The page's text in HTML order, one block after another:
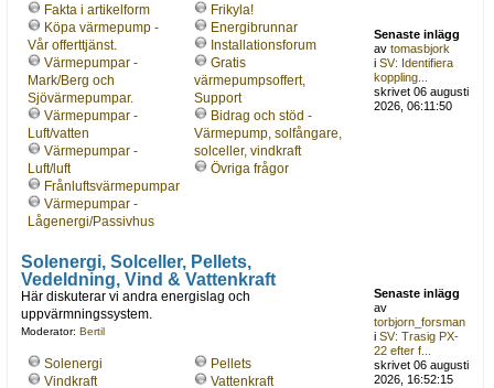
Fakta i artikelform
Köpa värmepump -
Vår offerttjänst.
Värmepumpar -
Mark/Berg och
Sjövärmepumpar.
Värmepumpar -
Luft/vatten
Värmepumpar -
Luft/luft
Frånluftsvärmepumpar
Värmepumpar -
Lågenergi/Passivhus
Frikyla!
Energibrunnar
Installationsforum
Gratis
värmepumpsoffert,
Support
Bidrag och stöd -
Värmepump, solfångare,
solceller, vindkraft
Övriga frågor
Senaste inlägg
avtomasbjork
iSV: Identifiera
koppling...
skrivet 06 augusti
2026, 06:11:50
Solenergi, Solceller, Pellets,
Vedeldning, Vind & Vattenkraft
Här diskuterar vi andra energislag och
uppvärmningssystem.
Moderator: Bertil
Solenergi
Vindkraft
Pellets
Vattenkraft
Senaste inlägg
av
torbjorn_forsman
iSV: Trasig PX-
22 efter f...
skrivet 06 augusti
2026, 16:52:15